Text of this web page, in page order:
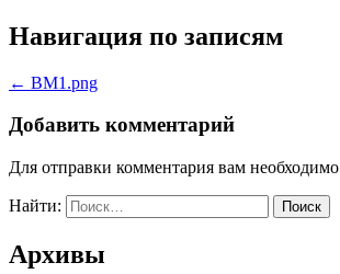
Навигация по записям
← BM1.png
Добавить комментарий
Для отправки комментария вам необходимо
Найти:
Архивы